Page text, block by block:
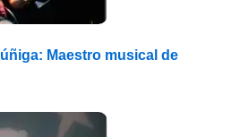
Maestro musical de